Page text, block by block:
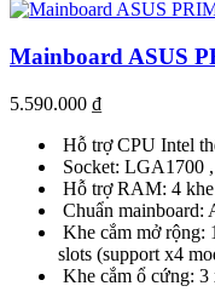
Mainboard ASUS
5.590.000 ₫
Hỗ trợ CPU Intel
Socket: LGA1700
Hỗ trợ RAM: 4
Chuẩn mainboard:
Khe cắm mở rộng:
slots (support x4
Khe cắm ổ cứng: